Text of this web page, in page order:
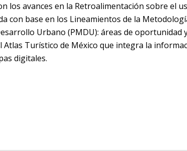
los avances en la Retroalimentación sobre el
con base en los Lineamientos de la
Urbano (PMDU): áreas de oportunidad
Atlas Turístico de México que integra la
digitales.